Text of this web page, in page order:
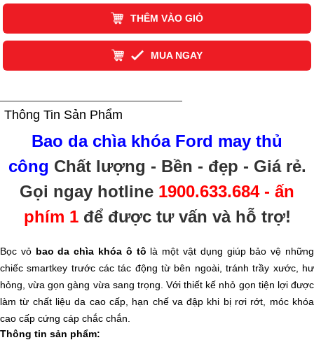
THÊM VÀO GIỎ
MUA NGAY
Thông Tin Sản Phẩm
Bao da chìa khóa Ford may thủ
công Chất lượng - Bền - đẹp - Giá rẻ.
Gọi ngay hotline 1900.633.684 - ấn
phím 1để được tư vấn và hỗ trợ!
Bọc vỏ bao da chìa khóa ô tô là một vật dụng giúp bảo vệ những
chiếc smartkey trước các tác động từ bên ngoài, tránh trầy xước, hư
hỏng, vừa gọn gàng vừa sang trọng. Với thiết kế nhỏ gọn tiện lợi được
làm từ chất liệu da cao cấp, hạn chế va đập khi bị rơi rớt, móc khóa
cao cấp cứng cáp chắc chắn.
Thông tin sản phẩm: